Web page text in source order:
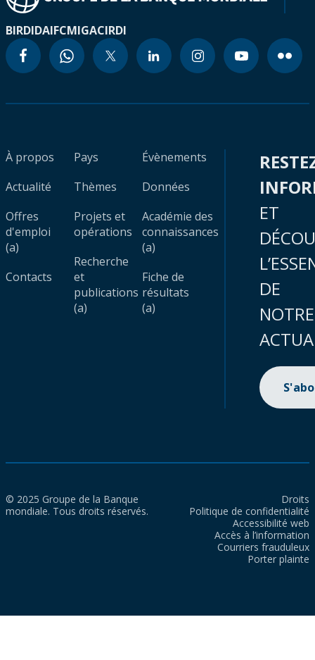
BIRDIDAIFCMIGACIRDI
À propos
Actualité
Offres
d'emploi
(a)
Contacts
Pays
Thèmes
Projets et
opérations
Recherche
et
publications
(a)
Évènements
Données
Académie des
connaissances
(a)
Fiche de
résultats
(a)
ET
DE
NOTRE
© 2025 Groupe de la Banque
mondiale. Tous droits réservés.
Droits
Politique de confidentialité
Accessibilité web
Accès à l’information
Courriers frauduleux
Porter plainte